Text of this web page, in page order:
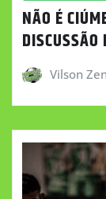
NÃO É
Vilson